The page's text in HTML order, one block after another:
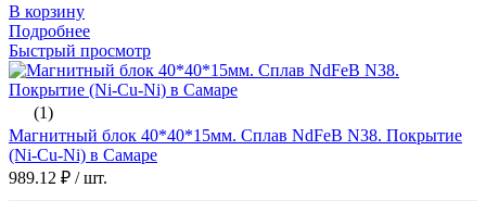
В корзину
Подробнее
Быстрый просмотр
(1)
Магнитный блок 40*40*15мм. Сплав NdFeB N38. Покрытие
(Ni-Cu-Ni) в Самаре
989.12 ₽ / шт.